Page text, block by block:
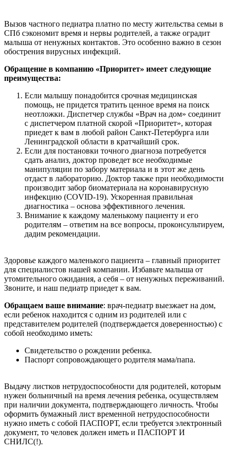
Вызов частного педиатра платно по месту жительства семьи в
СПб сэкономит время и нервы родителей, а также оградит
малыша от ненужных контактов. Это особенно важно в сезон
обострения вирусных инфекций.
Обращение в компанию «Приоритет» имеет следующие
преимущества:
Если малышу понадобится срочная медицинская
помощь, не придется тратить ценное время на поиск
неотложки. Диспетчер службы «Врач на дом» соединит
с диспетчером платной скорой «Приоритет», которая
приедет к вам в любой район Санкт-Петербурга или
Ленинградской области в кратчайший срок.
Если для постановки точного диагноза потребуется
сдать анализ, доктор проведет все необходимые
манипуляции по забору материала и в этот же день
отдаст в лабораторию. Доктор также при необходимости
производит забор биоматериала на коронавирусную
инфекцию (COVID-19). Ускоренная правильная
диагностика – основа эффективного лечения.
Внимание к каждому маленькому пациенту и его
родителям – ответим на все вопросы, проконсультируем,
дадим рекомендации.
Здоровье каждого маленького пациента – главный приоритет
для специалистов нашей компании. Избавьте малыша от
утомительного ожидания, а себя – от ненужных переживаний.
Звоните, и наш педиатр приедет к вам.
Обращаем ваше внимание: врач-педиатр выезжает на дом,
если ребенок находится с одним из родителей или с
представителем родителей (подтверждается доверенностью) с
собой необходимо иметь:
Свидетельство о рождении ребенка.
Паспорт сопровождающего родителя мама/папа.
Выдачу листков нетрудоспособности для родителей, которым
нужен больничный на время лечения ребенка, осуществляем
при наличии документа, подтверждающего личность. Чтобы
оформить бумажный лист временной нетрудоспособности
нужно иметь с собой ПАСПОРТ, если требуется электронный
документ, то человек должен иметь и ПАСПОРТ И
СНИЛС(!).